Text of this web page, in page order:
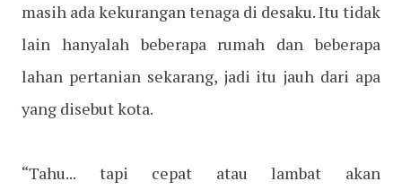
masih ada kekurangan tenaga di desaku. Itu tidak
lain hanyalah beberapa rumah dan beberapa
lahan pertanian sekarang, jadi itu jauh dari apa
yang disebut kota.
“Tahu... tapi cepat atau lambat akan